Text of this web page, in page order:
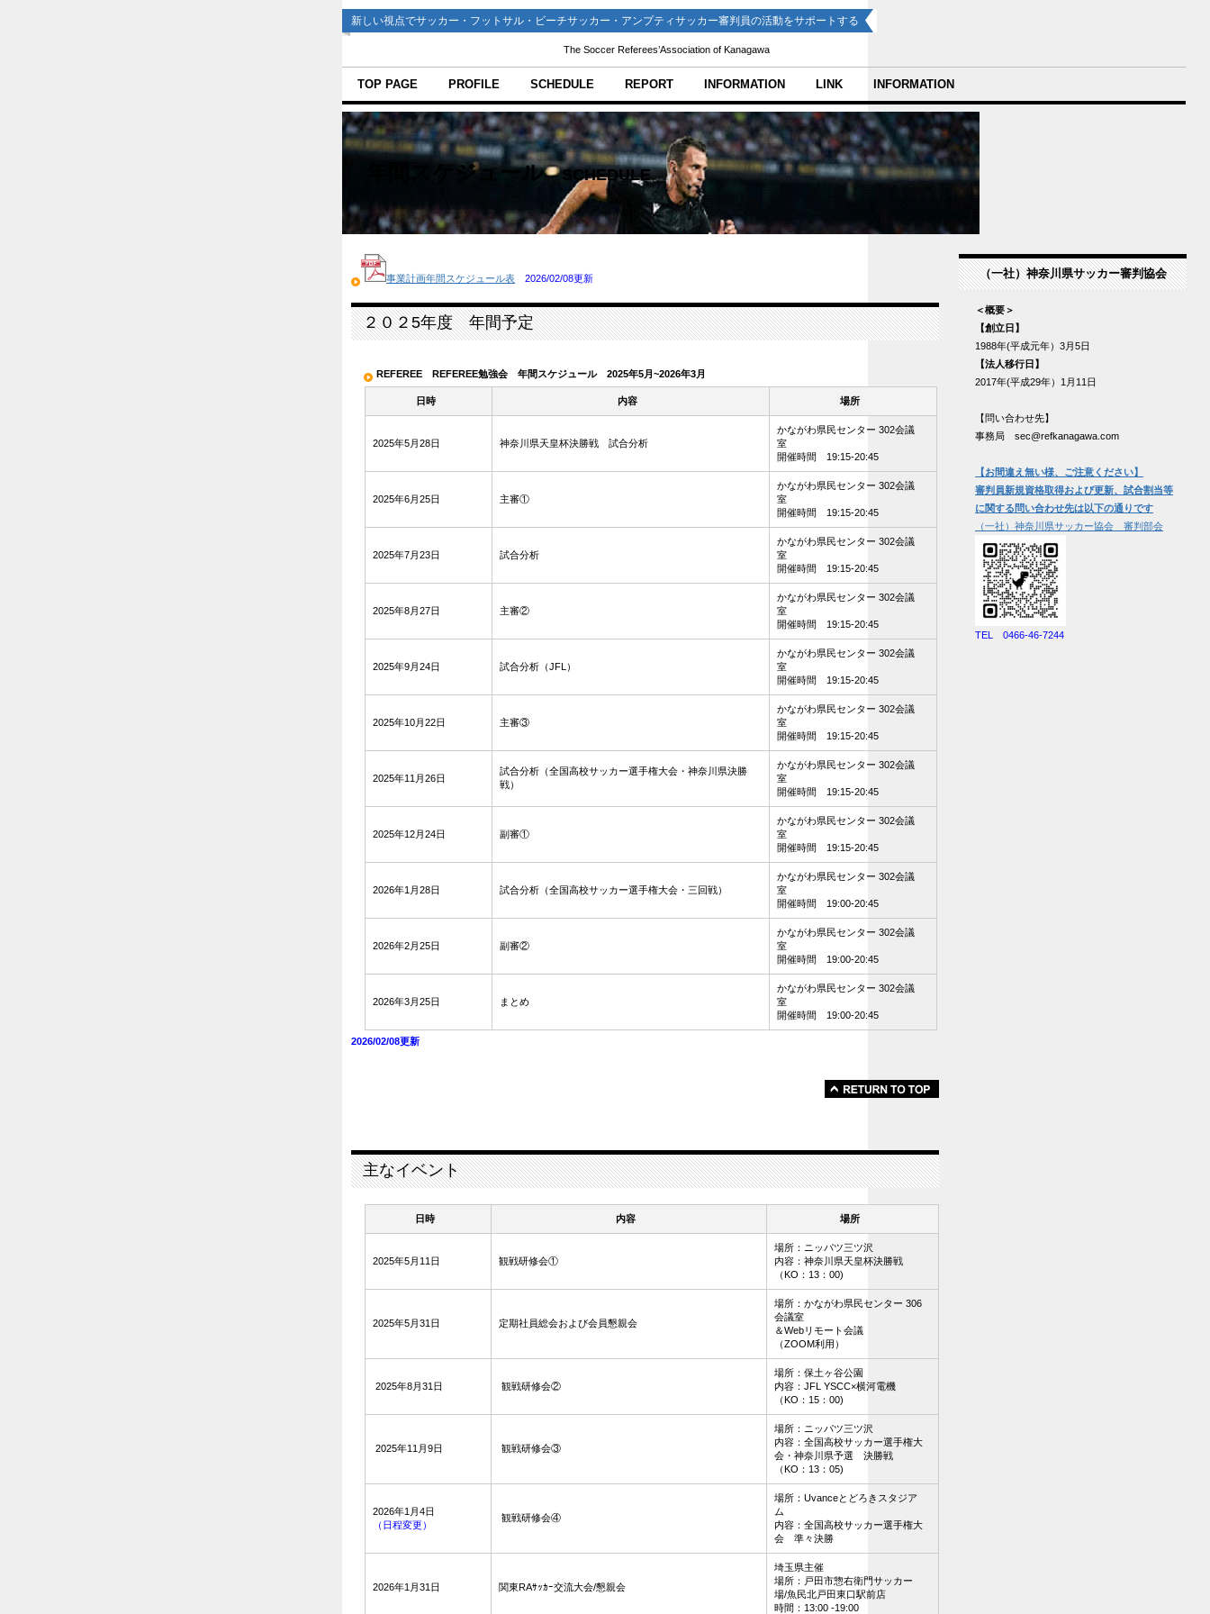
新しい視点でサッカー・フットサル・ビーチサッカー・アンプティサッカー審判員の活動をサポートする
The Soccer Referees’Association of Kanagawa
年間スケジュール SCHEDULE
事業計画年間スケジュール表 2026/02/08更新
２０２5年度 年間予定
REFEREE REFEREE勉強会 年間スケジュール 2025年5月~2026年3月
日時 内容 場所
2025年5月28日 神奈川県天皇杯決勝戦 試合分析
かながわ県民センター 302会議
室
開催時間 19:15-20:45
2025年6月25日 主審①
かながわ県民センター 302会議
室
開催時間 19:15-20:45
2025年7月23日 試合分析
かながわ県民センター 302会議
室
開催時間 19:15-20:45
2025年8月27日 主審②
かながわ県民センター 302会議
室
開催時間 19:15-20:45
2025年9月24日 試合分析（JFL）
かながわ県民センター 302会議
室
開催時間 19:15-20:45
2025年10月22日 主審③
かながわ県民センター 302会議
室
開催時間 19:15-20:45
2025年11月26日
試合分析（全国高校サッカー選手権大会・神奈川県決勝
戦）
かながわ県民センター 302会議
室
開催時間 19:15-20:45
2025年12月24日 副審①
かながわ県民センター 302会議
室
開催時間 19:15-20:45
2026年1月28日 試合分析（全国高校サッカー選手権大会・三回戦）
かながわ県民センター 302会議
室
開催時間 19:00-20:45
2026年2月25日 副審②
かながわ県民センター 302会議
室
開催時間 19:00-20:45
2026年3月25日 まとめ
かながわ県民センター 302会議
室
開催時間 19:00-20:45
2026/02/08更新
主なイベント
日時 内容 場所
2025年5月11日 観戦研修会①
場所：ニッパツ三ツ沢
内容：神奈川県天皇杯決勝戦
（KO：13：00)
2025年5月31日 定期社員総会および会員懇親会
場所：かながわ県民センター 306
会議室
＆Webリモート会議
（ZOOM利用）
2025年8月31日 観戦研修会②
場所：保土ヶ谷公園
内容：JFL YSCC×横河電機
（KO：15：00)
2025年11月9日 観戦研修会③
場所：ニッパツ三ツ沢
内容：全国高校サッカー選手権大
会・神奈川県予選 決勝戦
（KO：13：05)
2026年1月4日
（日程変更）
観戦研修会④
場所：Uvanceとどろきスタジア
ム
内容：全国高校サッカー選手権大
会 準々決勝
2026年1月31日 関東RAｻｯｶｰ交流大会/懇親会
埼玉県主催
場所：戸田市惣右衛門サッカー
場/魚民北戸田東口駅前店
時間：13:00 -19:00
TOP PAGE PROFILE SCHEDULE REPORT INFORMATION LINK INFORMATION
（一社）神奈川県サッカー審判協会
＜概要＞
【創立日】
1988年(平成元年）3月5日
【法人移行日】
2017年(平成29年）1月11日
【問い合わせ先】
事務局 sec@refkanagawa.com
【お間違え無い様、ご注意ください】
審判員新規資格取得および更新、試合割当等
に関する問い合わせ先は以下の通りです
（一社）神奈川県サッカー協会 審判部会
TEL 0466-46-7244